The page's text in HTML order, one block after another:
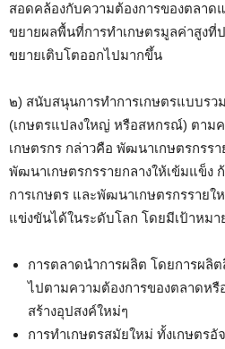
สอดคล้องกับความต้องการของตลาด
ขยายผลพื้นที่การทำเกษตรมูลค่าสูงที่
ขยายเติบโตออกไปมากขึ้น
๒) สนับสนุนการทำการเกษตรแบบรว
(เกษตรแปลงใหญ่ หรือสหกรณ์) ตาม
เกษตรกร กล่าวคือ พัฒนาเกษตรกรรา
พัฒนาเกษตรกรรายกลางให้เข้มแข็ง
การเกษตร และพัฒนาเกษตรกรราย
แข่งขันได้ในระดับโลก โดยมีเป้าหม
การตลาดนำการผลิต โดยการผลิ
ไปตามความต้องการของตลาดหรื
สร้างอุปสงค์ใหม่ๆ
การทำเกษตรสมัยใหม่ ทั้งเกษตรอั